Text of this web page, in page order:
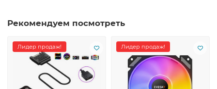
Рекомендуем посмотреть
Лидер продаж! Лидер продаж!